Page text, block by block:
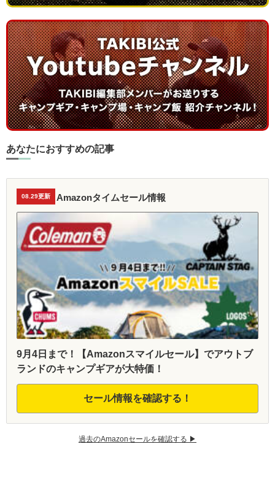
あなたにおすすめの記事
08.29更新 Amazonタイムセール情報
9月4日まで！【Amazonスマイルセール】でアウトブ
ランドのキャンプギアが大特価！
セール情報を確認する！
過去のAmazonセールを確認する ▶︎